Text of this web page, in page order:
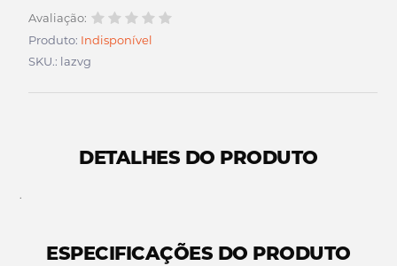
Avaliação:
Produto: Indisponível
SKU.: lazvg
DETALHES DO PRODUTO
.
ESPECIFICAÇÕES DO PRODUTO